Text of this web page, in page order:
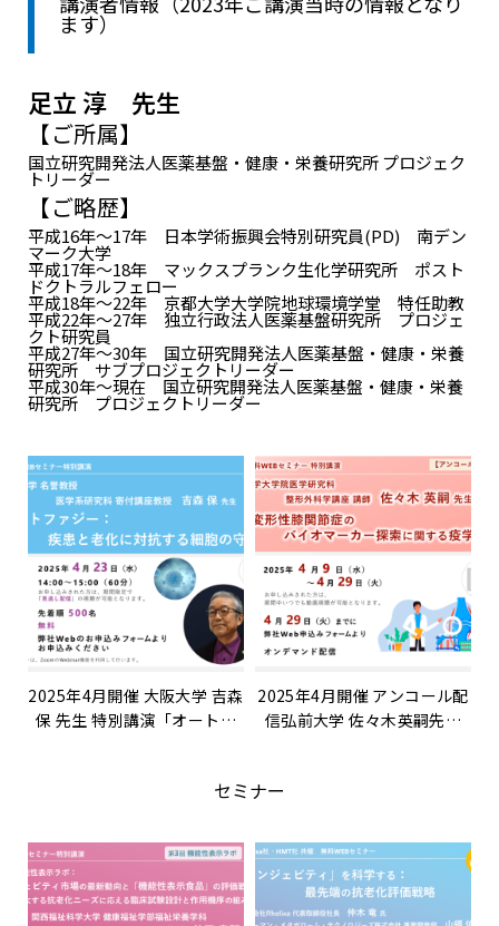
ます）
足立 淳 先生
【ご所属】
国立研究開発法人医薬基盤・健康・栄養研究所 プロジェク
トリーダー
【ご略歴】
平成16年～17年 日本学術振興会特別研究員(PD) 南デン
マーク大学
平成17年～18年 マックスプランク生化学研究所 ポスト
ドクトラルフェロー
平成18年～22年 京都大学大学院地球環境学堂 特任助教
平成22年～27年 独立行政法人医薬基盤研究所 プロジェ
クト研究員
平成27年～30年 国立研究開発法人医薬基盤・健康・栄養
研究所 サブプロジェクトリーダー
平成30年～現在 国立研究開発法人医薬基盤・健康・栄養
研究所 プロジェクトリーダー
2025年4月開催 大阪大学 吉森
保 先生 特別講演「オートフ
2025年4月開催 アンコール配
信弘前大学 佐々木英嗣先生
セミナー